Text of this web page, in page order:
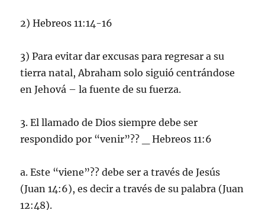
2) Hebreos 11:14-16
3) Para evitar dar excusas para regresar a su
tierra natal, Abraham solo siguió centrándose
en Jehová – la fuente de su fuerza.
3. El llamado de Dios siempre debe ser
respondido por “venir”?? _ Hebreos 11:6
a. Este “viene”?? debe ser a través de Jesús
(Juan 14:6), es decir a través de su palabra (Juan
12:48).